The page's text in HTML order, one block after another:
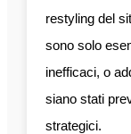
restyling del
sono solo
inefficaci, o
siano stati
strategici.